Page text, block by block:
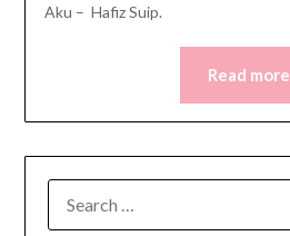
Aku – Hafiz Suip.
Read more